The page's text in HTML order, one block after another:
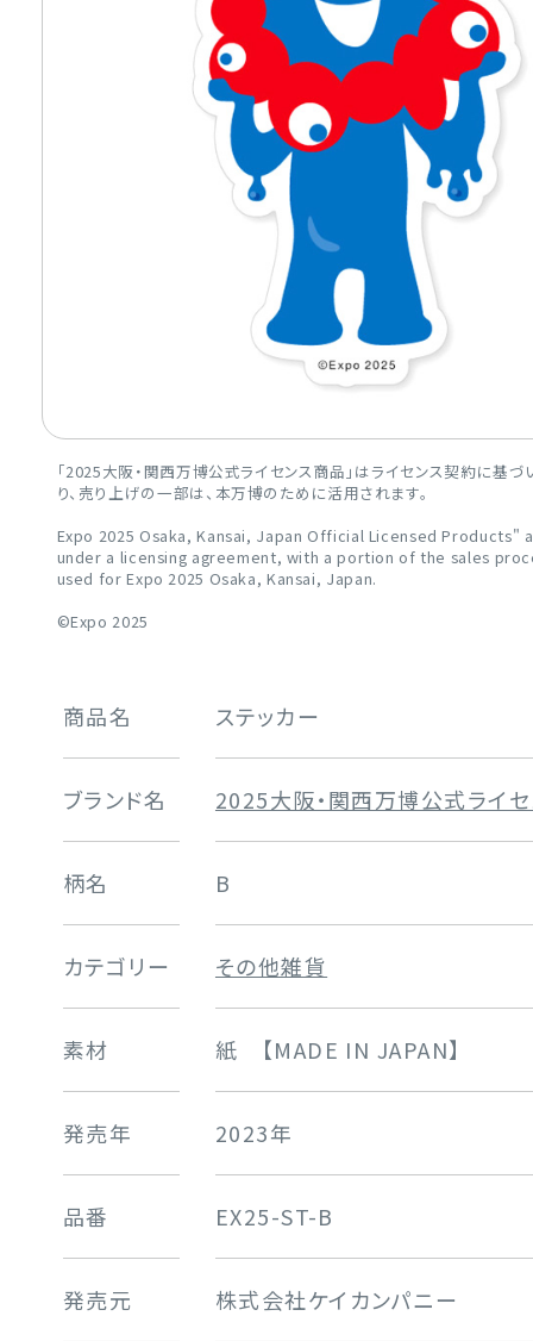
「2025大阪・関西万博公式ライセンス商品」はライセンス契約に基
り、売り上げの一部は、本万博のために活用されます。
Expo 2025 Osaka, Kansai, Japan Official Licensed Products"
under a licensing agreement, with a portion of the sales
used for Expo 2025 Osaka, Kansai, Japan.
©Expo 2025
商品名 ステッカー
ブランド名 2025大阪・関西万博公式ライ
柄名 B
カテゴリー その他雑貨
素材 紙 【MADE IN JAPAN】
発売年 2023年
品番 EX25-ST-B
発売元 株式会社ケイカンパニー